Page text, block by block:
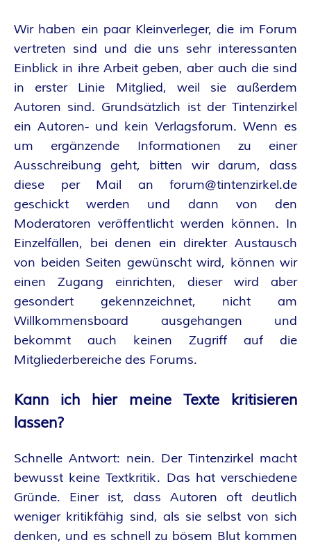
Wir haben ein paar Kleinverleger, die im Forum
vertreten sind und die uns sehr interessanten
Einblick in ihre Arbeit geben, aber auch die sind
in erster Linie Mitglied, weil sie außerdem
Autoren sind. Grundsätzlich ist der Tintenzirkel
ein Autoren- und kein Verlagsforum. Wenn es
um ergänzende Informationen zu einer
Ausschreibung geht, bitten wir darum, dass
diese per Mail an forum@tintenzirkel.de
geschickt werden und dann von den
Moderatoren veröffentlicht werden können. In
Einzelfällen, bei denen ein direkter Austausch
von beiden Seiten gewünscht wird, können wir
einen Zugang einrichten, dieser wird aber
gesondert gekennzeichnet, nicht am
Willkommensboard ausgehangen und
bekommt auch keinen Zugriff auf die
Mitgliederbereiche des Forums.
Kann ich hier meine Texte kritisieren
lassen?
Schnelle Antwort: nein. Der Tintenzirkel macht
bewusst keine Textkritik. Das hat verschiedene
Gründe. Einer ist, dass Autoren oft deutlich
weniger kritikfähig sind, als sie selbst von sich
denken, und es schnell zu bösem Blut kommen